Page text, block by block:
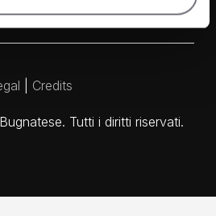
Credits
Tutti i diritti riservati.